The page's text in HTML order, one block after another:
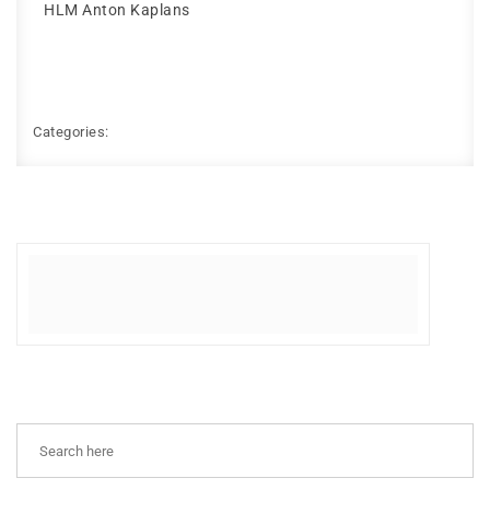
HLM Anton Kaplans
Categories: